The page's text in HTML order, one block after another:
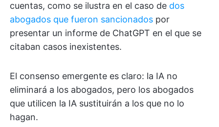
cuentas, como se ilustra en el caso de dos
abogados que fueron sancionados por
presentar un informe de ChatGPT en el que se
citaban casos inexistentes.
El consenso emergente es claro: la IA no
eliminará a los abogados, pero los abogados
que utilicen la IA sustituirán a los que no lo
hagan.